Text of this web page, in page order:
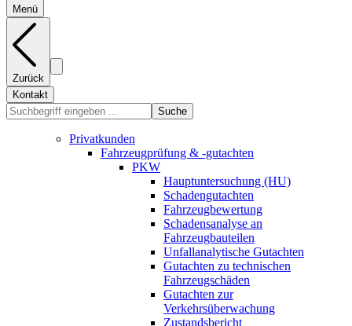
Menü
Zurück
Kontakt
Suche
Privatkunden
Fahrzeugprüfung & -gutachten
PKW
Hauptuntersuchung (HU)
Schadengutachten
Fahrzeugbewertung
Schadensanalyse an
Fahrzeugbauteilen
Unfallanalytische Gutachten
Gutachten zu technischen
Fahrzeugschäden
Gutachten zur
Verkehrsüberwachung
Zustandsbericht